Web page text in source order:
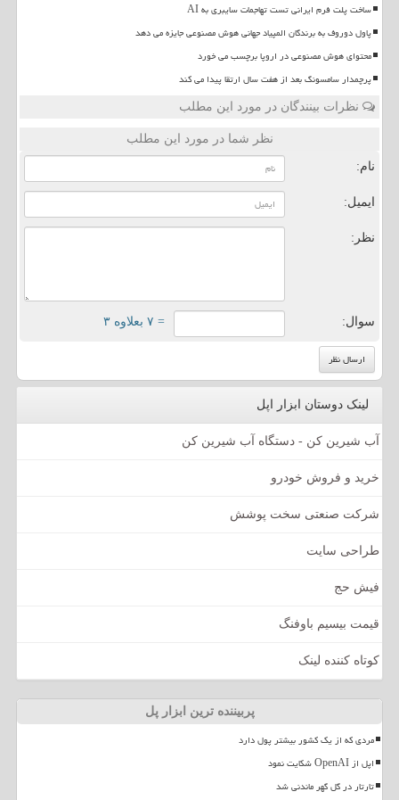
ساخت پلت فرم ایرانی تست تهاجمات سایبری به AI
پاول دوروف به برندگان المپیاد جهانی هوش مصنوعی جایزه می دهد
محتوای هوش مصنوعی در اروپا برچسب می خورد
پرچمدار سامسونگ بعد از هفت سال ارتقا پیدا می کند
نظرات بینندگان در مورد این مطلب
نظر شما در مورد این مطلب
نام:
ایمیل:
نظر:
سوال: = ۷ بعلاوه ۳
لینک دوستان ابزار اپل
آب شیرین کن - دستگاه آب شیرین کن
خرید و فروش خودرو
شرکت صنعتی سخت پوشش
طراحی سایت
فیش حج
قیمت بیسیم باوفنگ
کوتاه کننده لینک
پربیننده ترین ابزار پل
مردی که از یک کشور بیشتر پول دارد
اپل از OpenAI شکایت نمود
تارتار در گل گهر ماندنی شد